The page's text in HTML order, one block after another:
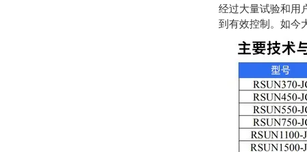
经过大量试验和用
到有效控制。如今